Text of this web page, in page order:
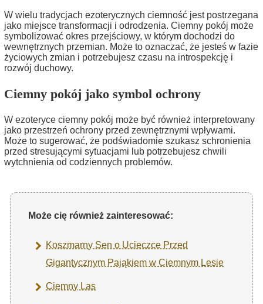
W wielu tradycjach ezoterycznych ciemność jest postrzegana
jako miejsce transformacji i odrodzenia. Ciemny pokój może
symbolizować okres przejściowy, w którym dochodzi do
wewnętrznych przemian. Może to oznaczać, że jesteś w fazie
życiowych zmian i potrzebujesz czasu na introspekcję i
rozwój duchowy.
Ciemny pokój jako symbol ochrony
W ezoteryce ciemny pokój może być również interpretowany
jako przestrzeń ochrony przed zewnętrznymi wpływami.
Może to sugerować, że podświadomie szukasz schronienia
przed stresującymi sytuacjami lub potrzebujesz chwili
wytchnienia od codziennych problemów.
Może cię również zainteresować:
Koszmarny Sen o Ucieczce Przed
Gigantycznym Pająkiem w Ciemnym Lesie
Ciemny Las